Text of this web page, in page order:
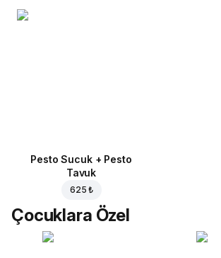
Pesto Sucuk + Pesto
Tavuk
625 ₺
Çocuklara Özel